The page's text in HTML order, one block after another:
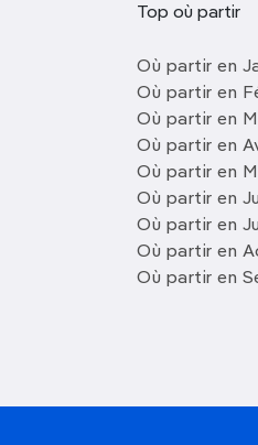
Top où partir
Où partir en
Où partir en
Où partir en
Où partir en
Où partir en
Où partir en
Où partir en
Où partir en
Où partir en